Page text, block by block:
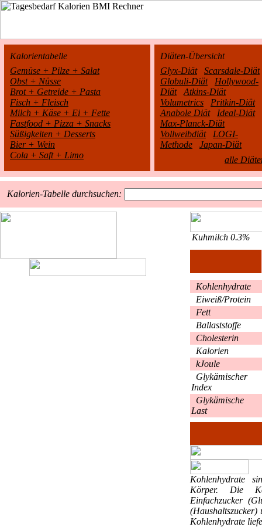
Kalorientabelle
Gemüse + Pilze + Salat
Obst + Nüsse
Brot + Getreide + Pasta
Fisch + Fleisch
Milch + Käse + Ei + Fette
Fastfood + Pizza + Snacks
Süßigkeiten + Desserts
Bier + Wein
Cola + Saft + Limo
Diäten-Übersicht
Glyx-Diät
Scarsdale-Diät
Globuli-Diät
Hollywood-
Diät
Atkins-Diät
Volumetrics
Pritkin-Diät
Anabole Diät
Ideal-Diät
Max-Planck-Diät
Vollweibdiät
LOGI-
Methode
Japan-Diät
alle
Kalorien-Tabelle durchsuchen:
Kuhmilch 0.3%
Kohlenhydrate
Eiweiß/Protein
Fett
Ballaststoffe
Cholesterin
Kalorien
kJoule
Glykämischer
Index
Glykämische
Last
Kohlenhydrate
Körper. Die
Einfachzucker
(Haushaltszucker)
Kohlenhydrate